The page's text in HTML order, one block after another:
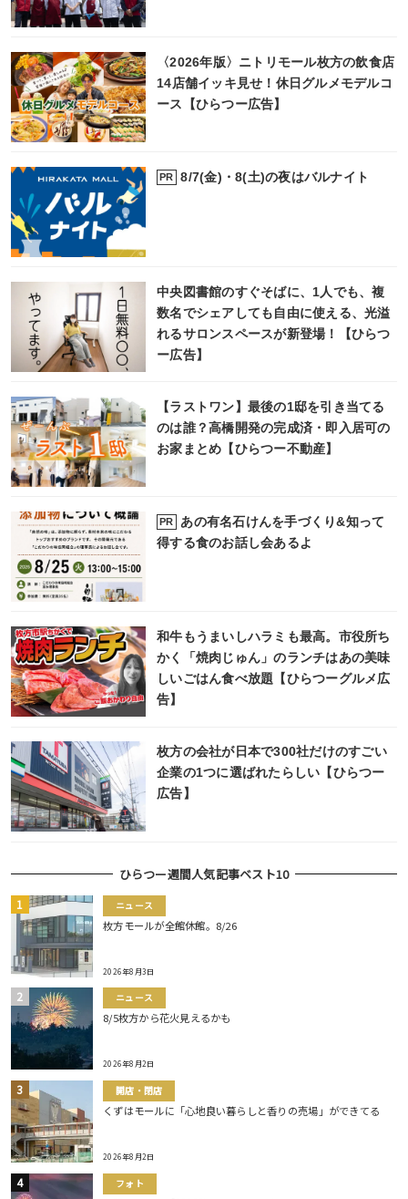
〈2026年版〉ニトリモール枚方の飲食店
14店舗イッキ見せ！休日グルメモデルコ
ース【ひらつー広告】
PR 8/7(金)・8(土)の夜はバルナイト
中央図書館のすぐそばに、1人でも、複
数名でシェアしても自由に使える、光溢
れるサロンスペースが新登場！【ひらつ
ー広告】
【ラストワン】最後の1邸を引き当てる
のは誰？高橋開発の完成済・即入居可の
お家まとめ【ひらつー不動産】
PR
あの有名石けんを手づくり&知って
得する食のお話し会あるよ
和牛もうまいしハラミも最高。市役所ち
かく「焼肉じゅん」のランチはあの美味
しいごはん食べ放題【ひらつーグルメ広
告】
枚方の会社が日本で300社だけのすごい
企業の1つに選ばれたらしい【ひらつー
広告】
ひらつー週間人気記事ベスト10
ニュース
枚方モールが全館休館。8/26
2026年8月3日
ニュース
8/5枚方から花火見えるかも
2026年8月2日
開店・閉店
くずはモールに「心地良い暮らしと香りの売場」ができてる
2026年8月2日
フォト